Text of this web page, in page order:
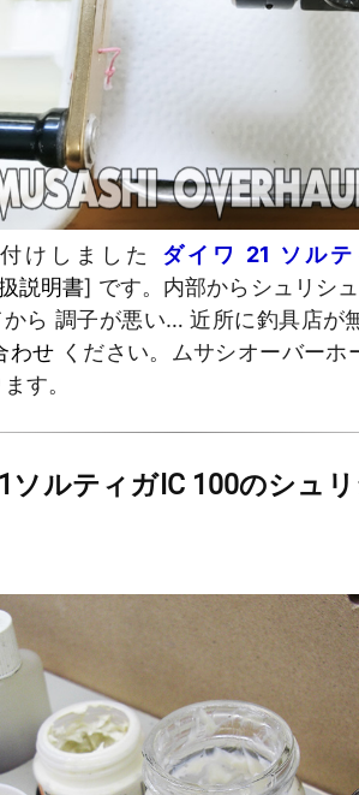
けしました ダイワ 21 ソル
説明書] です。内部からシュリシ
ら 調子が悪い… 近所に釣具店が
わせ ください。ムサシオーバー
す。
ソルティガIC 100のシュ